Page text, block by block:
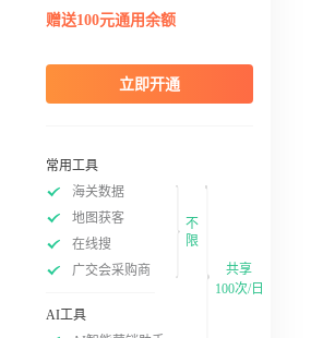
赠送100元通用余额
立即开通
常用工具
海关数据
地图获客
在线搜
广交会采购商
不
限
AI工具
共享
100次/日